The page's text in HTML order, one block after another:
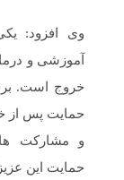
وی افزود:
خروج است.
حمایت پس از
و مشارکت
حمایت این